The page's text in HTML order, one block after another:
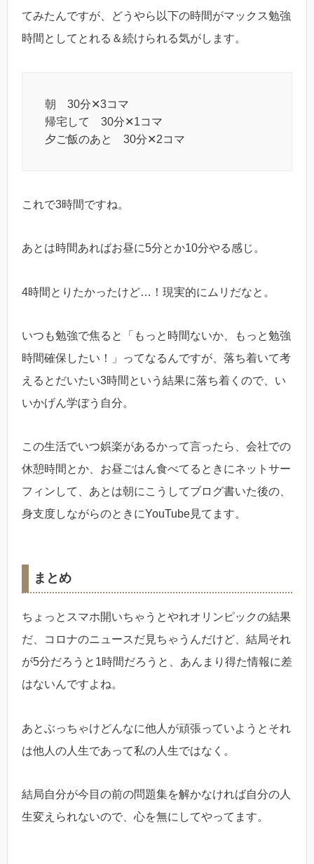
てみたんですが、どうやら以下の時間がマックス勉強
時間としてとれる＆続けられる気がします。
朝 30分✕3コマ
帰宅して 30分✕1コマ
夕ご飯のあと 30分✕2コマ
これで3時間ですね。
あとは時間あればお昼に5分とか10分やる感じ。
4時間とりたかったけど…！現実的にムリだなと。
いつも勉強で焦ると「もっと時間ないか、もっと勉強
時間確保したい！」ってなるんですが、落ち着いて考
えるとだいたい3時間という結果に落ち着くので、い
いかげん学ぼう自分。
この生活でいつ娯楽があるかって言ったら、会社での
休憩時間とか、お昼ごはん食べてるときにネットサー
フィンして、あとは朝にこうしてブログ書いた後の、
身支度しながらのときにYouTube見てます。
まとめ
ちょっとスマホ開いちゃうとやれオリンピックの結果
だ、コロナのニュースだ見ちゃうんだけど、結局それ
が5分だろうと1時間だろうと、あんまり得た情報に差
はないんですよね。
あとぶっちゃけどんなに他人が頑張っていようとそれ
は他人の人生であって私の人生ではなく。
結局自分が今目の前の問題集を解かなければ自分の人
生変えられないので、心を無にしてやってます。